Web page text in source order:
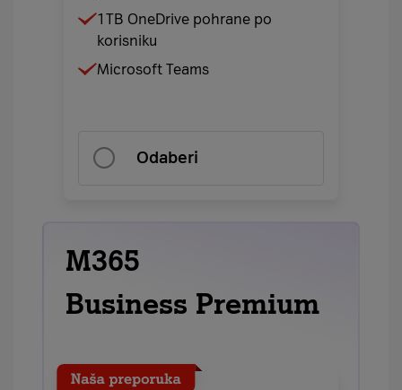
1TB OneDrive pohrane po
korisniku
Microsoft Teams
Odaberi
M365
Business Premium